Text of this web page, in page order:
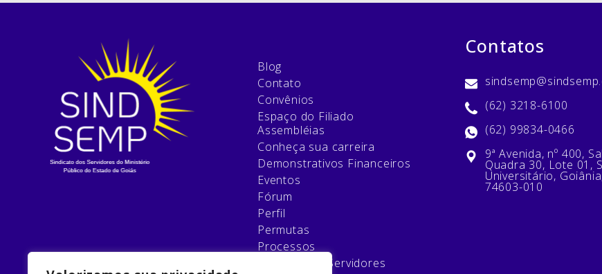
Blog
Contato
Convênios
Espaço do Filiado
Assembléias
Conheça sua carreira
Demonstrativos Financeiros
Eventos
Fórum
Perfil
Permutas
Processos
Relatório de Servidores
Contatos
(62) 3218-6100
(62) 99834-0466
9ª Avenida, nº 400,
Quadra 30, Lote 01,
Universitário,
74603-010